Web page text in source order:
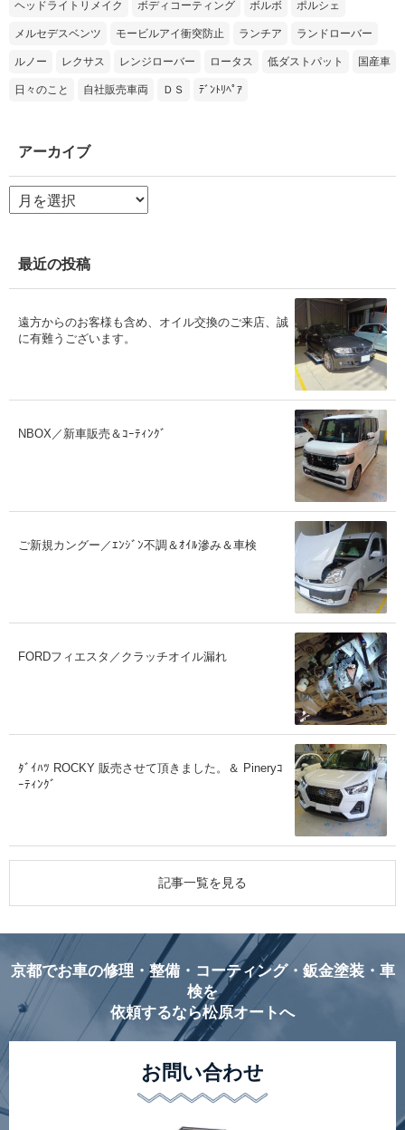
ヘッドライトリメイク ボディコーティング ボルボ ポルシェ
メルセデスベンツ モービルアイ衝突防止 ランチア ランドローバー
ルノー レクサス レンジローバー ロータス 低ダストパット 国産車
日々のこと 自社販売車両 ＤＳ ﾃﾞﾝﾄﾘﾍﾟｱ
アーカイブ
ア
ー
ブ
最近の投稿
遠方からのお客様も含め、オイル交換のご来店、誠
に有難うございます。
NBOX／新車販売＆ｺｰﾃｨﾝｸﾞ
ご新規カングー／ｴﾝｼﾞﾝ不調＆ｵｲﾙ滲み＆車検
FORDフィエスタ／クラッチオイル漏れ
ﾀﾞｲﾊﾂ ROCKY 販売させて頂きました。＆ Pineryｺ
ｰﾃｨﾝｸﾞ
記事一覧を見る
京都でお車の修理・整備・コーティング・鈑金塗装・車
検を
依頼するなら松原オートへ
お問い合わせ